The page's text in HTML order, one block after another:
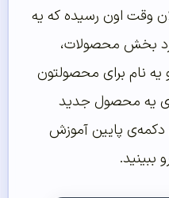
وقت اون رسیده که یه
بخش محصولات،
نام برای محصولتون
یه محصول جدید
دکمه‌ی پایین آموزش